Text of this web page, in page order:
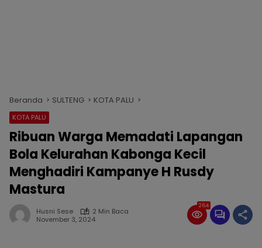
Beranda SULTENG KOTA PALU
KOTA PALU
Ribuan Warga Memadati Lapangan
Bola Kelurahan Kabonga Kecil
Menghadiri Kampanye H Rusdy
Mastura
Husni Sese
2 Min Baca
November 3, 2024
264